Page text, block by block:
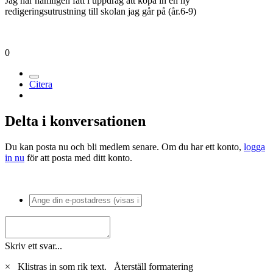
redigeringsutrustning till skolan jag går på (år.6-9)
0
Citera
Delta i konversationen
Du kan posta nu och bli medlem senare. Om du har ett konto, logga
in nu för att posta med ditt konto.
Skriv ett svar...
×
Klistras in som rik text. Återställ formatering